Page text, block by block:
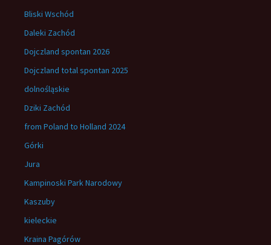
Bliski Wschód
Daleki Zachód
Dojczland spontan 2026
Dojczland total spontan 2025
dolnośląskie
Dziki Zachód
from Poland to Holland 2024
Górki
Jura
Kampinoski Park Narodowy
Kaszuby
kieleckie
Kraina Pagórów